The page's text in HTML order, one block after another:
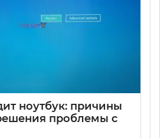
ноутбук: причины
проблемы с